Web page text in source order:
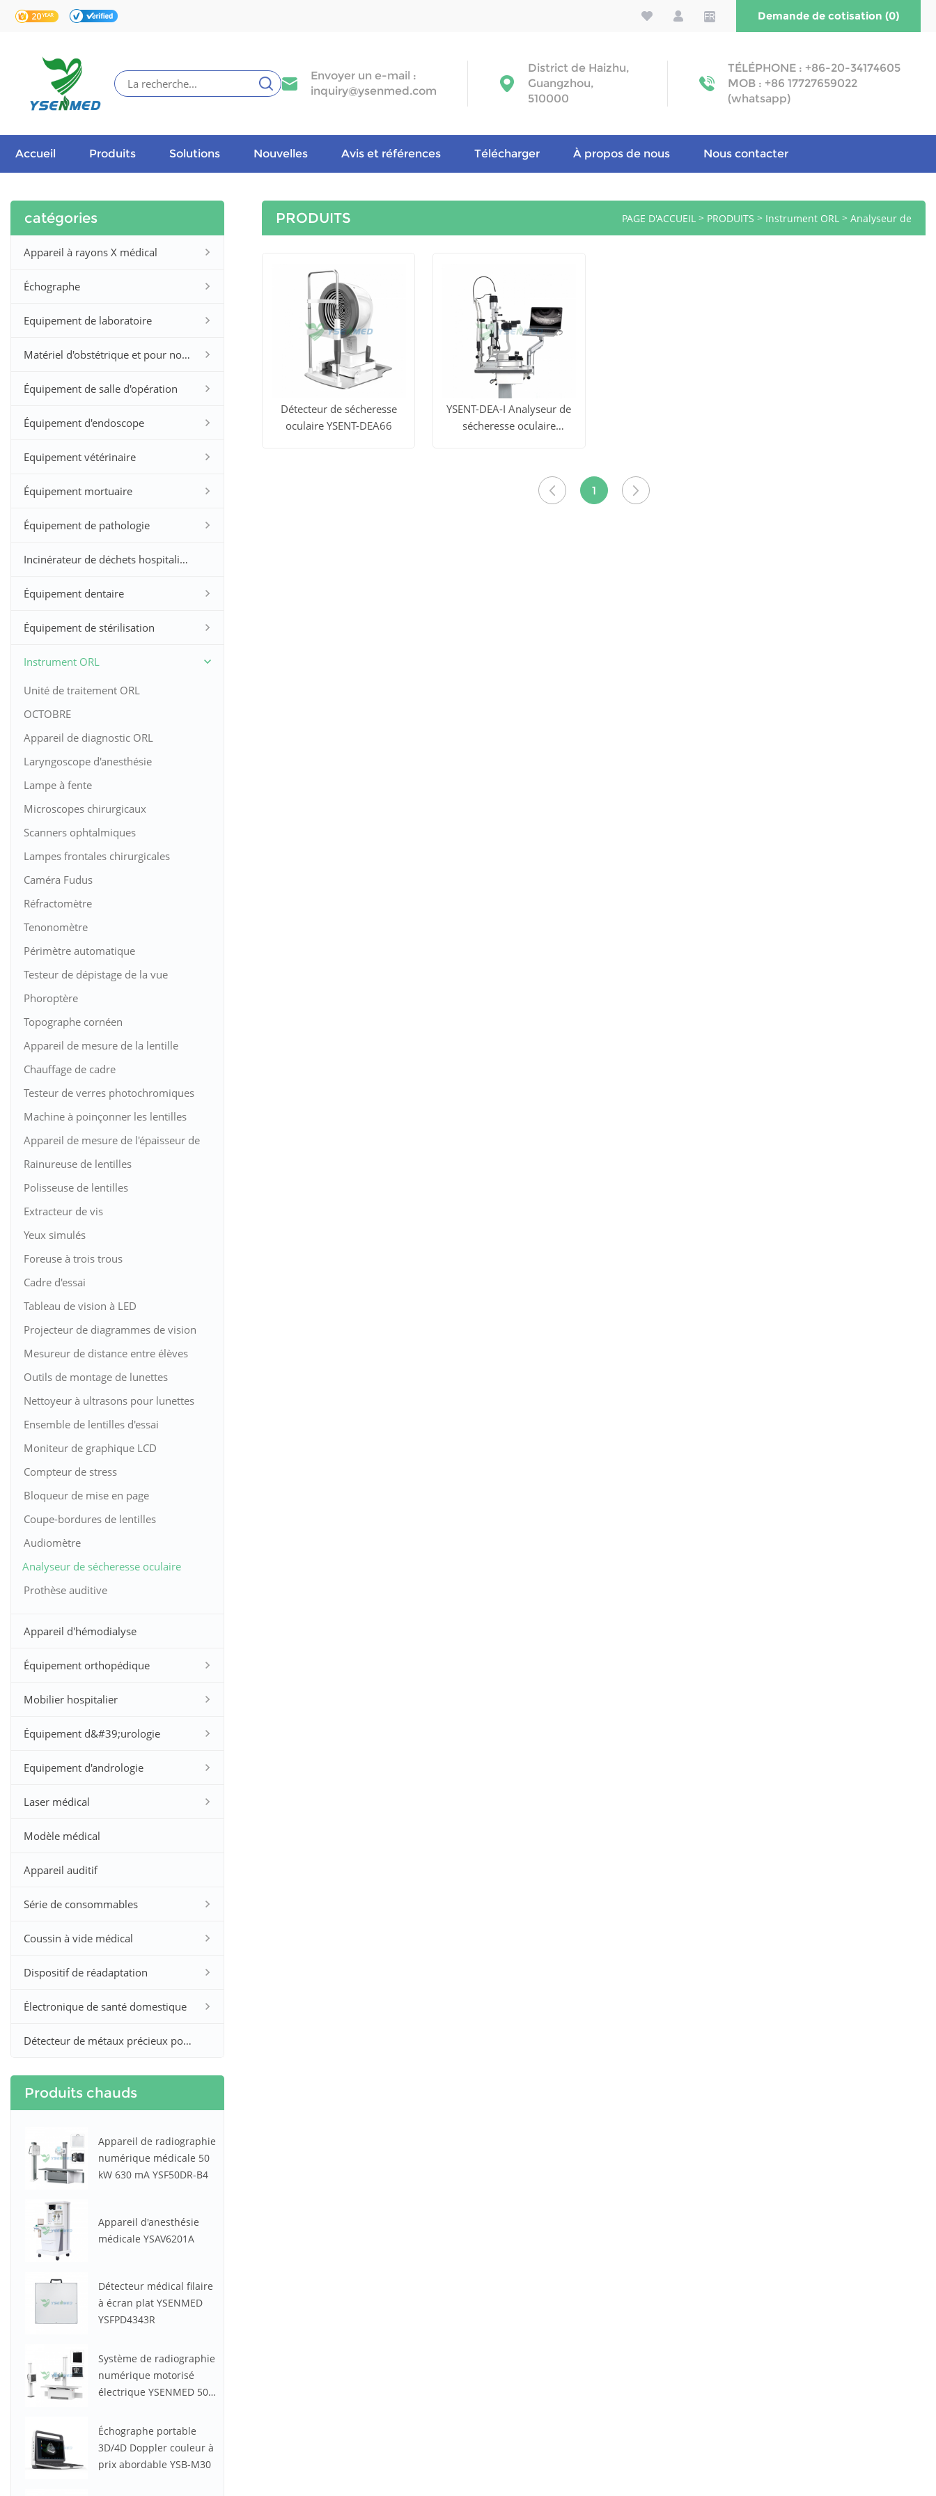
FR Demande de cotisation (0)
Envoyer un e-mail :
inquiry@ysenmed.com
District de Haizhu,
Guangzhou,
510000
TÉLÉPHONE : +86-20-34174605
MOB : +86 17727659022
(whatsapp)
Accueil Produits Solutions Nouvelles Avis et références Télécharger À propos de nous Nous contacter
catégories
Appareil à rayons X médical
Échographe
Equipement de laboratoire
Matériel d'obstétrique et pour nourrissons
Équipement de salle d'opération
Équipement d'endoscope
Equipement vétérinaire
Équipement mortuaire
Équipement de pathologie
Incinérateur de déchets hospitaliers
Équipement dentaire
Équipement de stérilisation
Instrument ORL
Unité de traitement ORL
OCTOBRE
Appareil de diagnostic ORL
Laryngoscope d'anesthésie
Lampe à fente
Microscopes chirurgicaux
Scanners ophtalmiques
Lampes frontales chirurgicales
Caméra Fudus
Réfractomètre
Tenonomètre
Périmètre automatique
Testeur de dépistage de la vue
Phoroptère
Topographe cornéen
Appareil de mesure de la lentille
Chauffage de cadre
Testeur de verres photochromiques
Machine à poinçonner les lentilles
Appareil de mesure de l'épaisseur de
la lentille
Rainureuse de lentilles
Polisseuse de lentilles
Extracteur de vis
Yeux simulés
Foreuse à trois trous
Cadre d'essai
Tableau de vision à LED
Projecteur de diagrammes de vision
Mesureur de distance entre élèves
Outils de montage de lunettes
Nettoyeur à ultrasons pour lunettes
Ensemble de lentilles d'essai
Moniteur de graphique LCD
Compteur de stress
Bloqueur de mise en page
Coupe-bordures de lentilles
Audiomètre
Analyseur de sécheresse oculaire
Prothèse auditive
Appareil d'hémodialyse
Équipement orthopédique
Mobilier hospitalier
Équipement d&#39;urologie
Equipement d'andrologie
Laser médical
Modèle médical
Appareil auditif
Série de consommables
Coussin à vide médical
Dispositif de réadaptation
Électronique de santé domestique
Détecteur de métaux précieux pour la chasse à l'or et à l'argent
Produits chauds
Appareil de radiographie
numérique médicale 50
kW 630 mA YSF50DR-B4
Appareil d'anesthésie
médicale YSAV6201A
Détecteur médical filaire
à écran plat YSENMED
YSFPD4343R
Système de radiographie
numérique motorisé
électrique YSENMED 50
Échographe portable
3D/4D Doppler couleur à
prix abordable YSB-M30
PRODUITS PAGE D'ACCUEIL > PRODUITS > Instrument ORL > Analyseur de
Détecteur de sécheresse
oculaire YSENT-DEA66
prix
YSENT-DEA-I Analyseur de
sécheresse oculaire
1